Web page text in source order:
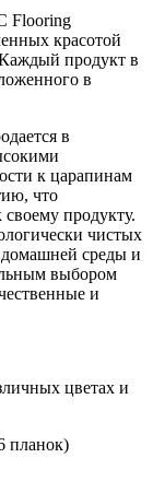
Flooring
красотой
продукт в
в
в
к царапинам
что
своему продукту.
чистых
домашней среды и
выбором
и
цветах и
планок)